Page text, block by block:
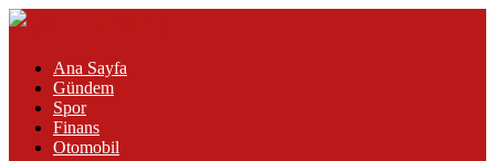
Ana Sayfa
Gündem
Spor
Finans
Otomobil